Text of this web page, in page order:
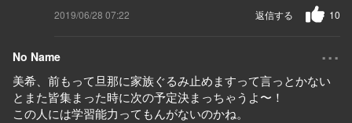
2019/06/28 07:22 10
返信する
No Name ...
美希、前もって旦那に家族ぐるみ止めますって言っとかない
とまた皆集まった時に次の予定決まっちゃうよ〜！
この人には学習能力ってもんがないのかね。